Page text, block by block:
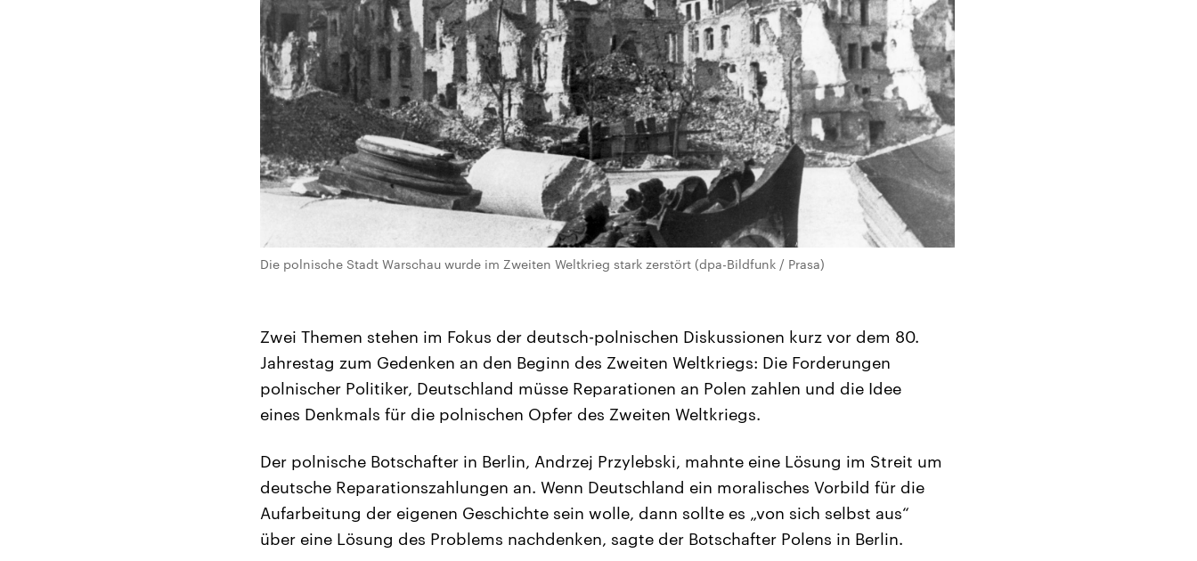
Die polnische Stadt Warschau wurde im Zweiten Weltkrieg stark zerstört (dpa-Bildfunk / Prasa)
Zwei Themen stehen im Fokus der deutsch-polnischen Diskussionen kurz vor dem 80.
Jahrestag zum Gedenken an den Beginn des Zweiten Weltkriegs: Die Forderungen
polnischer Politiker, Deutschland müsse Reparationen an Polen zahlen und die Idee
eines Denkmals für die polnischen Opfer des Zweiten Weltkriegs.
Der polnische Botschafter in Berlin, Andrzej Przylebski, mahnte eine Lösung im Streit um
deutsche Reparationszahlungen an. Wenn Deutschland ein moralisches Vorbild für die
Aufarbeitung der eigenen Geschichte sein wolle, dann sollte es „von sich selbst aus“
über eine Lösung des Problems nachdenken, sagte der Botschafter Polens in Berlin.